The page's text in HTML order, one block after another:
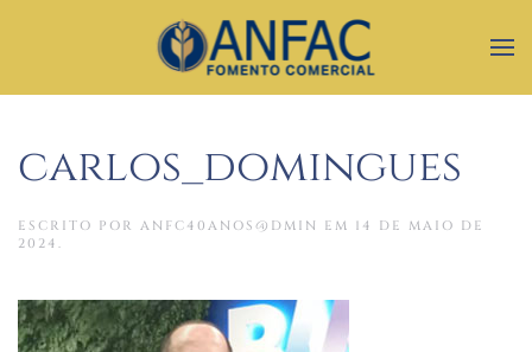
carlos_domingues
ESCRITO POR ANFC40ANOS@DMIN EM 14 DE MAIO DE
2024 .